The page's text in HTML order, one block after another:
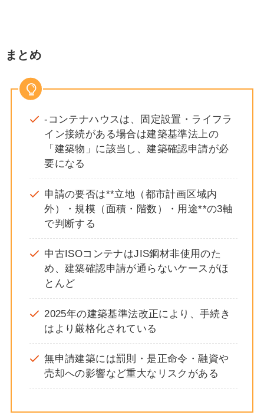
まとめ
-コンテナハウスは、固定設置・ライフラ
イン接続がある場合は建築基準法上の
「建築物」に該当し、建築確認申請が必
要になる
申請の要否は**立地（都市計画区域内
外）・規模（面積・階数）・用途**の3軸
で判断する
中古ISOコンテナはJIS鋼材非使用のた
め、建築確認申請が通らないケースがほ
とんど
2025年の建築基準法改正により、手続き
はより厳格化されている
無申請建築には罰則・是正命令・融資や
売却への影響など重大なリスクがある